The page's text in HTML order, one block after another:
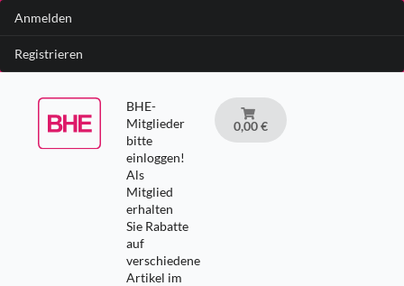
Anmelden
Registrieren
BHE-
Mitglieder
bitte
einloggen!
Als
Mitglied
erhalten
Sie Rabatte
auf
verschiedene
Artikel im
0,00 €